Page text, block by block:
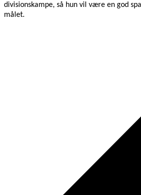
divisionskampe, så hun vil være en god
målet.